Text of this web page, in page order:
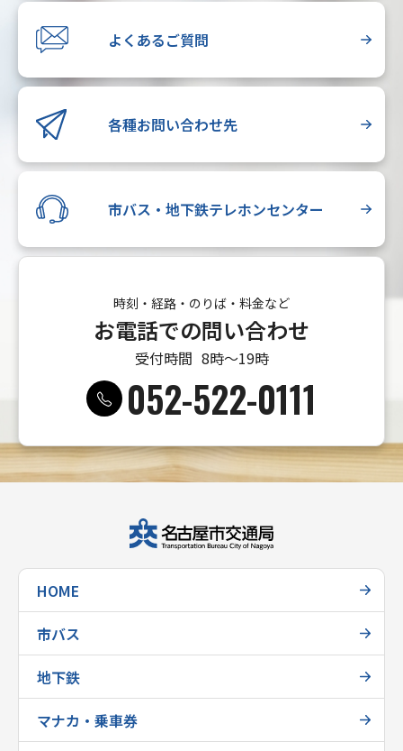
よくあるご質問
各種お問い合わせ先
市バス・地下鉄テレホンセンター
時刻・経路・のりば・料金など
お電話での問い合わせ
受付時間 8時〜19時
052-522-0111
HOME
市バス
地下鉄
マナカ・乗車券